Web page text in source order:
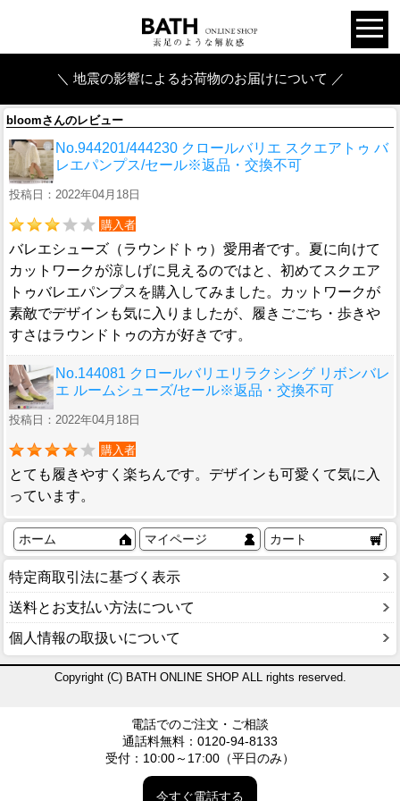
＼ 地震の影響によるお荷物のお届けについて ／
bloomさんのレビュー
No.944201/444230 クロールバリエ スクエアトゥ バ
レエパンプス/セール※返品・交換不可
投稿日：2022年04月18日
購入者
バレエシューズ（ラウンドトゥ）愛用者です。夏に向けて
カットワークが涼しげに見えるのではと、初めてスクエア
トゥバレエパンプスを購入してみました。カットワークが
素敵でデザインも気に入りましたが、履きごごち・歩きや
すさはラウンドトゥの方が好きです。
No.144081 クロールバリエリラクシング リボンバレ
エ ルームシューズ/セール※返品・交換不可
投稿日：2022年04月18日
購入者
とても履きやすく楽ちんです。デザインも可愛くて気に入
っています。
ホーム マイページ カート
特定商取引法に基づく表示
送料とお支払い方法について
個人情報の取扱いについて
Copyright (C) BATH ONLINE SHOP ALL rights reserved.
電話でのご注文・ご相談
通話料無料：0120-94-8133
受付：10:00～17:00（平日のみ）
今すぐ電話する